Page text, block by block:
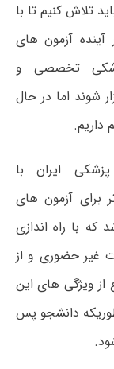
تلاش کنیم تا با
آینده آزمون های
تخصصی و
شوند اما در حال
داریم.
ایران با
برای آزمون های
با راه اندازی
غیر حضوری و از
از ویژگی های این
دانشجو پس